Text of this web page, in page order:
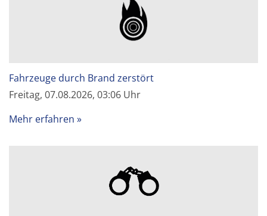
Fahrzeuge durch Brand zerstört
Freitag, 07.08.2026, 03:06 Uhr
Mehr erfahren